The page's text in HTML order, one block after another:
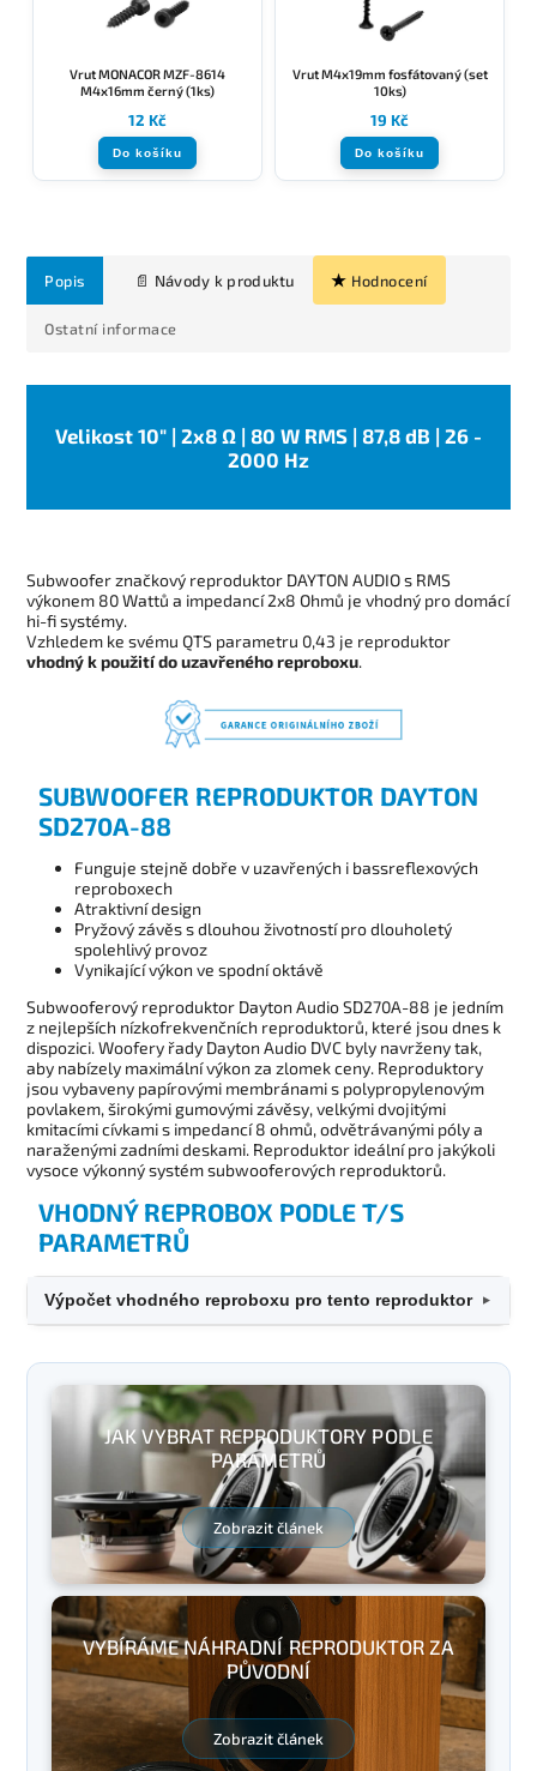
Vrut MONACOR MZF-8614
M4x16mm černý (1ks)
12 Kč
Do košíku
Vrut M4x19mm fosfátovaný (set
10ks)
19 Kč
Do košíku
Popis Hodnocení
Ostatní informace
Velikost 10" | 2x8 Ω | 80 W RMS | 87,8 dB | 26 -
2000 Hz
Subwoofer značkový reproduktor DAYTON AUDIO s RMS
výkonem 80 Wattů a impedancí 2x8 Ohmů je vhodný pro domácí
hi-fi systémy.
Vzhledem ke svému QTS parametru 0,43 je reproduktor
vhodný k použití do uzavřeného reproboxu.
SUBWOOFER REPRODUKTOR DAYTON
SD270A-88
Funguje stejně dobře v uzavřených i bassreflexových
reproboxech
Atraktivní design
Pryžový závěs s dlouhou životností pro dlouholetý
spolehlivý provoz
Vynikající výkon ve spodní oktávě
Subwooferový reproduktor Dayton Audio SD270A-88 je jedním
z nejlepších nízkofrekvenčních reproduktorů, které jsou dnes k
dispozici. Woofery řady Dayton Audio DVC byly navrženy tak,
aby nabízely maximální výkon za zlomek ceny. Reproduktory
jsou vybaveny papírovými membránami s polypropylenovým
povlakem, širokými gumovými závěsy, velkými dvojitými
kmitacími cívkami s impedancí 8 ohmů, odvětrávanými póly a
naraženými zadními deskami. Reproduktor ideální pro jakýkoli
vysoce výkonný systém subwooferových reproduktorů.
VHODNÝ REPROBOX PODLE T/S
PARAMETRŮ
Výpočet vhodného reproboxu pro tento reproduktor ▼
JAK VYBRAT REPRODUKTORY PODLE
PARAMETRŮ
Zobrazit článek
VYBÍRÁME NÁHRADNÍ REPRODUKTOR ZA
PŮVODNÍ
Zobrazit článek